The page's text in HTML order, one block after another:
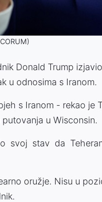
Donald Trump
u odnosima s Iranom.
s Iranom - rekao je
u Wisconsin.
svoj stav da
oružje. Nisu u